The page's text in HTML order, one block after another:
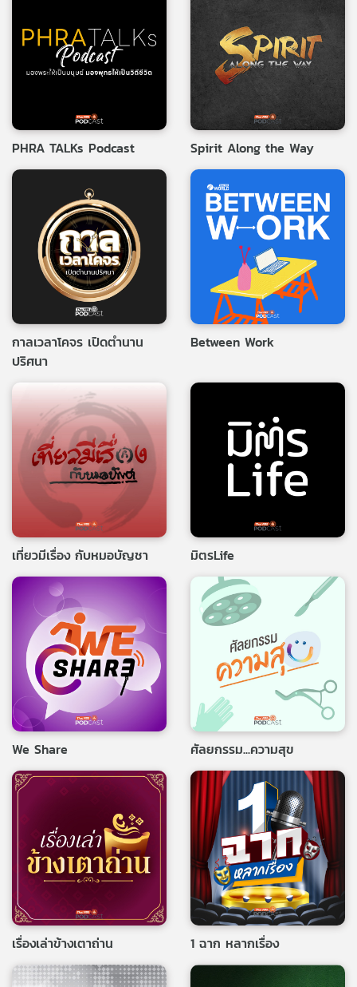
PHRA TALKs Podcast Spirit Along the Way
กาลเวลาโคจร เปิดตำนาน
ปริศนา
Between Work
เที่ยวมีเรื่อง กับหมอบัญชา มิตรLife
We Share ศัลยกรรม...ความสุข
เรื่องเล่าข้างเตาถ่าน 1 ฉาก หลากเรื่อง